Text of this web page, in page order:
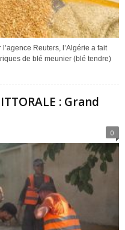
Reuters, l’Algérie a fait
de blé meunier (blé tendre)
: Grand
0